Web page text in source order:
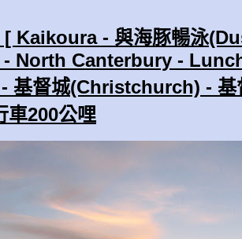
[ Kaikoura - 與海豚暢泳
North Canterbury -
基督城(Christchurch) - 基
車200公哩